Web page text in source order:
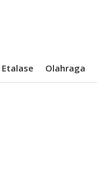
Etalase Olahraga